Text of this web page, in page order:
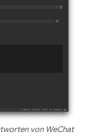
von WeChat